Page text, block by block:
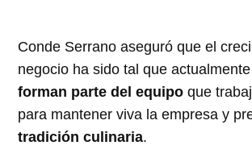
Conde Serrano aseguró que el
negocio ha sido tal que
forman parte del equipo que
para mantener viva la empresa y
tradición culinaria.